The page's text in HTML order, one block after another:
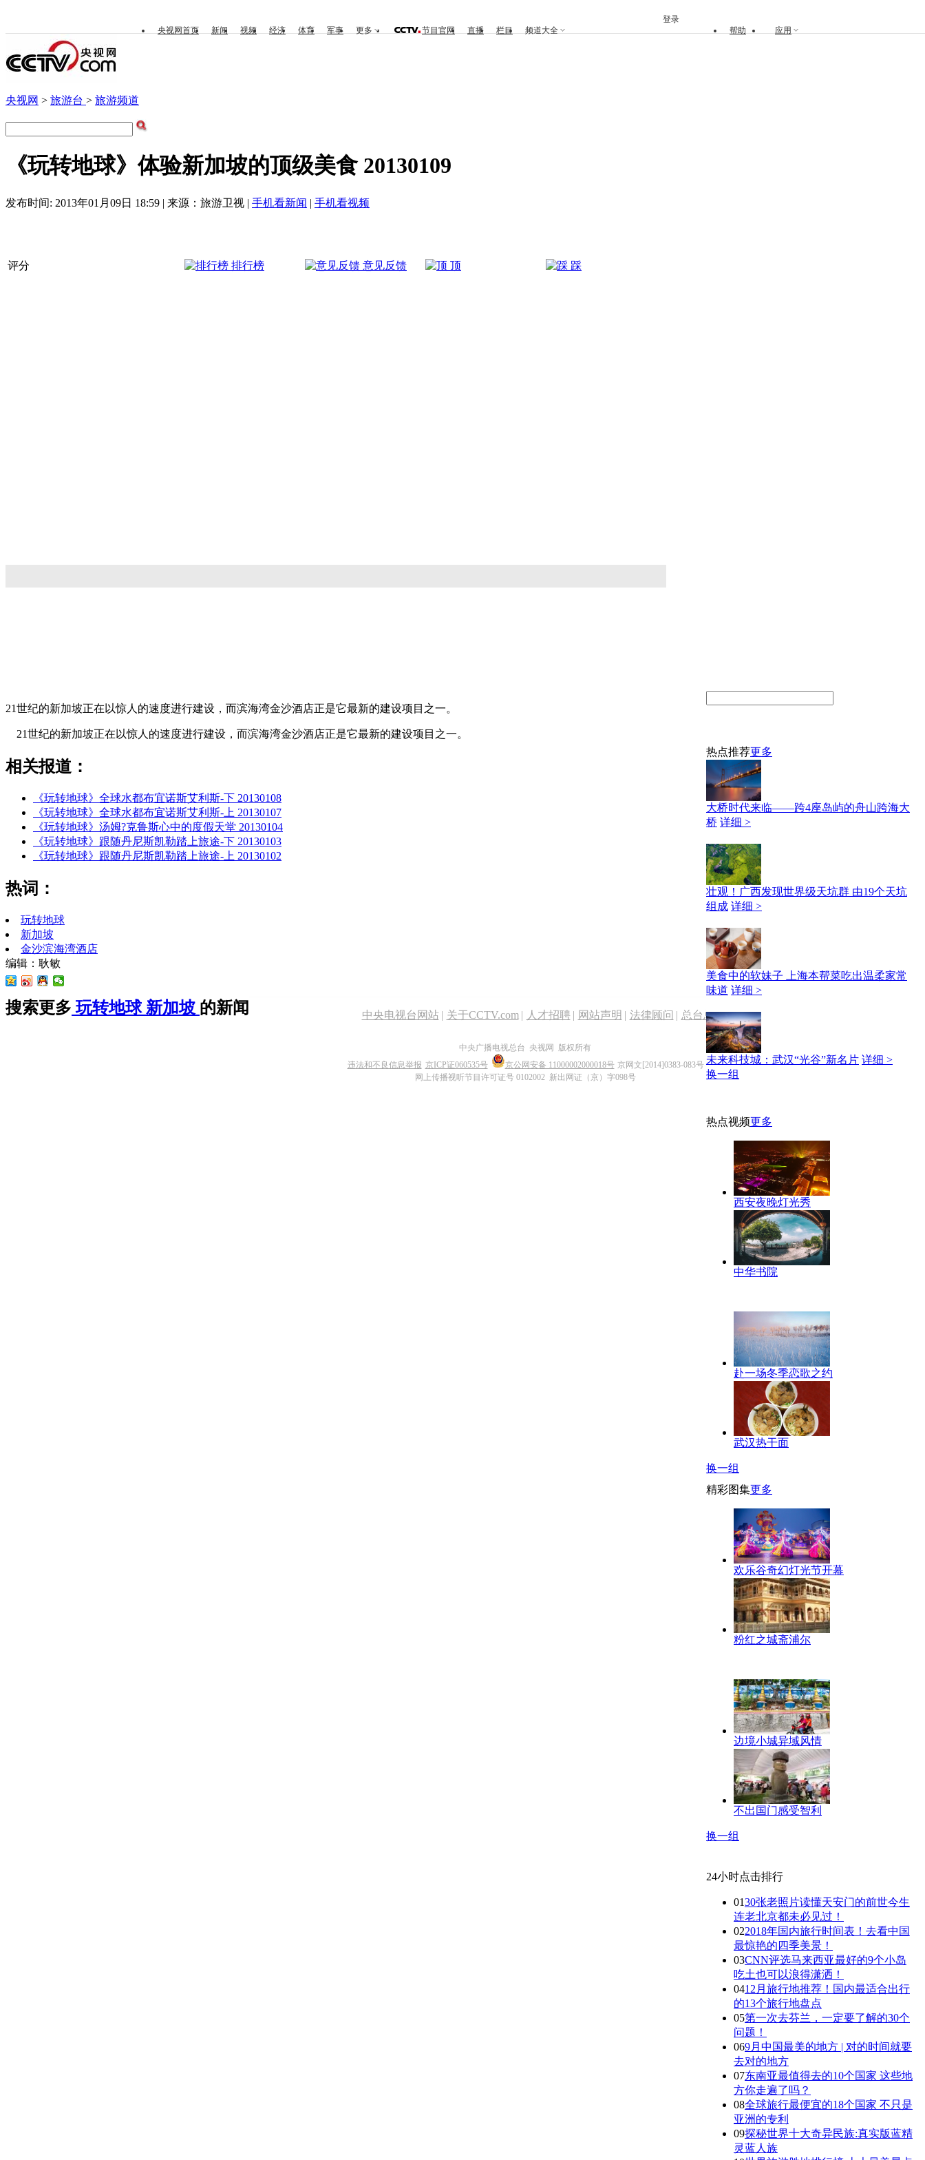
央视网首页 新闻 视频 经济 体育 军事 更多 节目官网 直播 栏目 频道大全 帮助 应用
登录
央视网 > 旅游台 > 旅游频道
《玩转地球》体验新加坡的顶级美食 20130109
发布时间: 2013年01月09日 18:59 | 来源：旅游卫视 | 手机看新闻 | 手机看视频
评分 排行榜 意见反馈 顶 踩
热点推荐更多
大桥时代来临——跨4座岛屿的舟山跨海大
桥 详细 >
壮观！广西发现世界级天坑群 由19个天坑
组成 详细 >
美食中的软妹子 上海本帮菜吃出温柔家常
味道 详细 >
未来科技城：武汉“光谷”新名片 详细 >
换一组
热点视频更多
西安夜晚灯光秀
中华书院
赴一场冬季恋歌之约
武汉热干面
换一组
精彩图集更多
欢乐谷奇幻灯光节开幕
粉红之城斋浦尔
边境小城异域风情
不出国门感受智利
换一组
24小时点击排行
0130张老照片读懂天安门的前世今生
连老北京都未必见过！
022018年国内旅行时间表！去看中国
最惊艳的四季美景！
03CNN评选马来西亚最好的9个小岛
吃土也可以浪得潇洒！
0412月旅行地推荐！国内最适合出行
的13个旅行地盘点
05第一次去芬兰，一定要了解的30个
问题！
069月中国最美的地方 | 对的时间就要
去对的地方
07东南亚最值得去的10个国家 这些地
方你走遍了吗？
08全球旅行最便宜的18个国家 不只是
亚洲的专利
09探秘世界十大奇异民族:真实版蓝精
灵蓝人族
21世纪的新加坡正在以惊人的速度进行建设，而滨海湾金沙酒店正是它最新的建设项目之一。
21世纪的新加坡正在以惊人的速度进行建设，而滨海湾金沙酒店正是它最新的建设项目之一。
相关报道：
《玩转地球》全球水都布宜诺斯艾利斯-下 20130108
《玩转地球》全球水都布宜诺斯艾利斯-上 20130107
《玩转地球》汤姆?克鲁斯心中的度假天堂 20130104
《玩转地球》跟随丹尼斯凯勒踏上旅途-下 20130103
《玩转地球》跟随丹尼斯凯勒踏上旅途-上 20130102
热词：
玩转地球
新加坡
金沙滨海湾酒店
编辑：耿敏
搜索更多 玩转地球 新加坡 的新闻 中央电视台网站 | 关于CCTV.com | 人才招聘 | 网站声明 | 法律顾问 | 总台总经理室| 帮助中心
中央广播电视总台 央视网 版权所有
违法和不良信息举报 京ICP证060535号 京公网安备 11000002000018号 京网文[2014]0383-083号
网上传播视听节目许可证号 0102002 新出网证（京）字098号